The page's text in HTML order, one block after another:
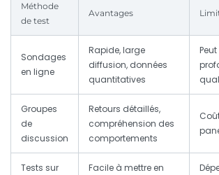
Méthode
de test
Avantages
Sondages
en ligne
Rapide, large
diffusion, données
quantitatives
Groupes
de
discussion
Retours détaillés,
compréhension des
comportements
Tests sur
Facile à mettre en